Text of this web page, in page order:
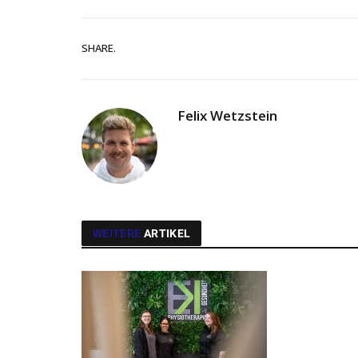
SHARE.
Felix Wetzstein
WEITERE ARTIKEL